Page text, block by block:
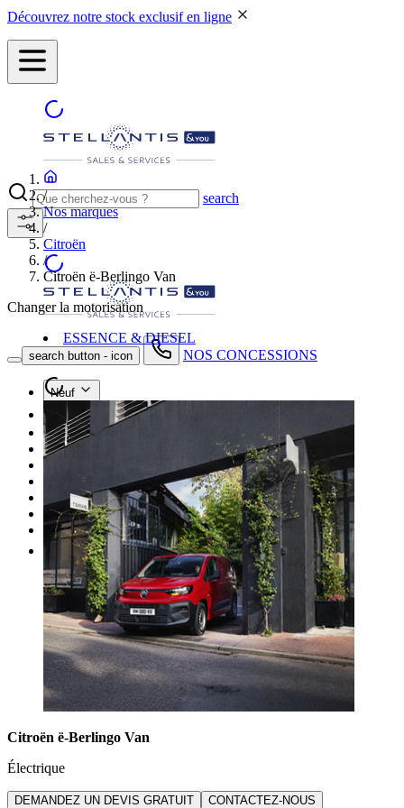
Découvrez notre stock exclusif en ligne
search
search button - icon NOS CONCESSIONS
Neuf
Occasion
Nos promotions
Nos marques
Reprise
Professionnel
Nous rejoindre
/
Nos marques
/
Citroën
/
Citroën ë-Berlingo Van
Changer la motorisation
ESSENCE & DIESEL
Citroën ë-Berlingo Van
Électrique
DEMANDEZ UN DEVIS GRATUIT CONTACTEZ-NOUS